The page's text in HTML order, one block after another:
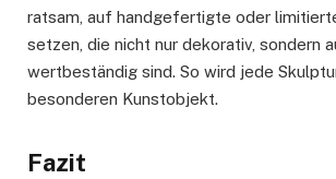
ratsam, auf handgefertigte oder
setzen, die nicht nur dekorativ, sondern
wertbeständig sind. So wird jede
besonderen Kunstobjekt.
Fazit